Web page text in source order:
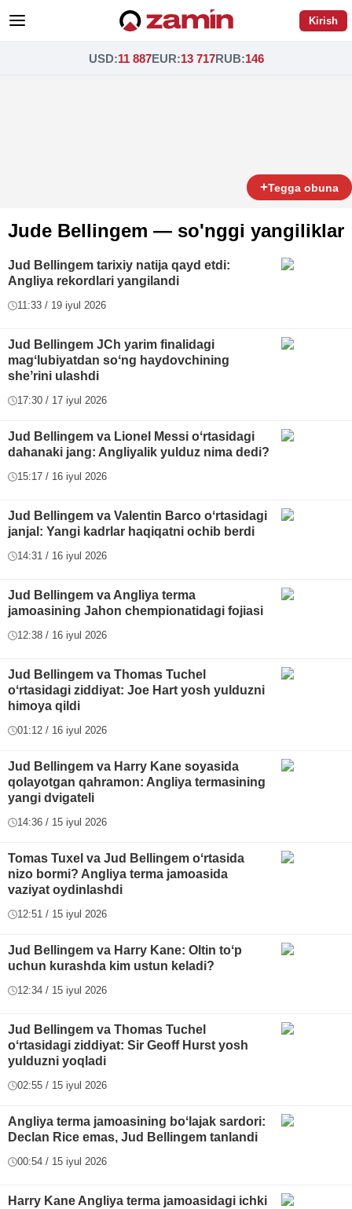
Kirish
USD:11 887EUR:13 717RUB:146
+Tegga obuna
Jude Bellingem — so'nggi yangiliklar
Jud Bellingem tarixiy natija qayd etdi:
Angliya rekordlari yangilandi
11:33 / 19 iyul 2026
Jud Bellingem JCh yarim finalidagi
magʻlubiyatdan soʻng haydovchining
sheʼrini ulashdi
17:30 / 17 iyul 2026
Jud Bellingem va Lionel Messi oʻrtasidagi
dahanaki jang: Angliyalik yulduz nima dedi?
15:17 / 16 iyul 2026
Jud Bellingem va Valentin Barco oʻrtasidagi
janjal: Yangi kadrlar haqiqatni ochib berdi
14:31 / 16 iyul 2026
Jud Bellingem va Angliya terma
jamoasining Jahon chempionatidagi fojiasi
12:38 / 16 iyul 2026
Jud Bellingem va Thomas Tuchel
oʻrtasidagi ziddiyat: Joe Hart yosh yulduzni
himoya qildi
01:12 / 16 iyul 2026
Jud Bellingem va Harry Kane soyasida
qolayotgan qahramon: Angliya termasining
yangi dvigateli
14:36 / 15 iyul 2026
Tomas Tuxel va Jud Bellingem oʻrtasida
nizo bormi? Angliya terma jamoasida
vaziyat oydinlashdi
12:51 / 15 iyul 2026
Jud Bellingem va Harry Kane: Oltin toʻp
uchun kurashda kim ustun keladi?
12:34 / 15 iyul 2026
Jud Bellingem va Thomas Tuchel
oʻrtasidagi ziddiyat: Sir Geoff Hurst yosh
yulduzni yoqladi
02:55 / 15 iyul 2026
Angliya terma jamoasining boʻlajak sardori:
Declan Rice emas, Jud Bellingem tanlandi
00:54 / 15 iyul 2026
Harry Kane Angliya terma jamoasidagi ichki